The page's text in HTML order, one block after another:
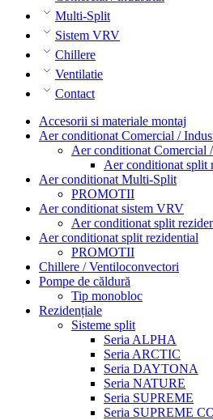
Multi-Split
Sistem VRV
Chillere
Ventilatie
Contact
Accesorii si materiale montaj
Aer conditionat Comercial /
Aer conditionat Comercial
Aer conditionat split
Aer conditionat Multi-Split
PROMOTII
Aer conditionat sistem VRV
Aer conditionat split
Aer conditionat split rezidential
PROMOTII
Chillere / Ventiloconvectori
Pompe de căldură
Tip monobloc
Rezidențiale
Sisteme split
Seria ALPHA
Seria ARCTIC
Seria DAYTONA
Seria NATURE
Seria SUPREME
Seria SUPREME